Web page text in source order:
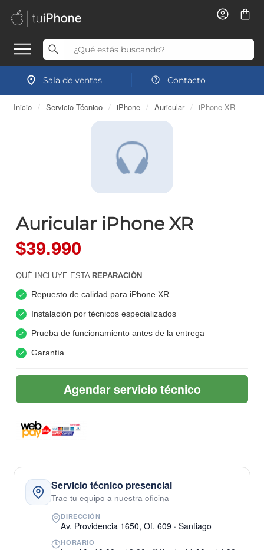
Sala de ventas Contacto
Inicio / Servicio Técnico / iPhone / Auricular / iPhone XR
Auricular iPhone XR
$39.990
QUÉ INCLUYE ESTA REPARACIÓN
Repuesto de calidad para iPhone XR
Instalación por técnicos especializados
Prueba de funcionamiento antes de la entrega
Garantía
Agendar servicio técnico
Servicio técnico presencial
Trae tu equipo a nuestra oficina
DIRECCIÓN
Av. Providencia 1650, Of. 609 · Santiago
HORARIO